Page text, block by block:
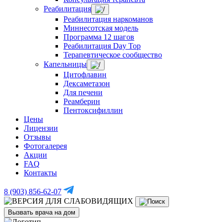
Реабилитация
Реабилитация наркоманов
Миннесотская модель
Программа 12 шагов
Реабилитация Day Top
Терапевтическое сообщество
Капельницы
Цитофлавин
Дексаметазон
Для печени
Реамберин
Пентоксифиллин
Цены
Лицензии
Отзывы
Фотогалерея
Акции
FAQ
Контакты
8 (903) 856-62-07
Вызвать врача на дом